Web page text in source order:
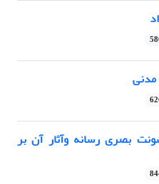
مدنی
بصری رسانه وآثار آن بر